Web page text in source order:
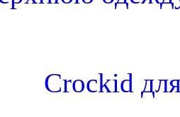
Crockid